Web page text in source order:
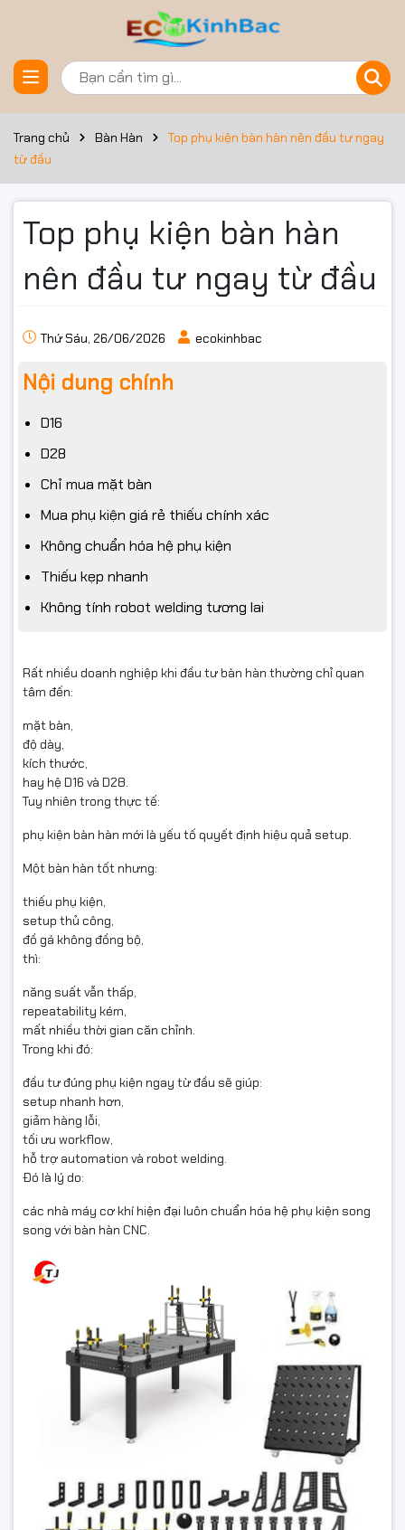
Trang chủ Bàn Hàn
Top phụ kiện bàn hàn nên đầu tư ngay
từ đầu
Top phụ kiện bàn hàn
nên đầu tư ngay từ đầu
Thứ Sáu, 26/06/2026 ecokinhbac
Nội dung chính
D16
D28
Chỉ mua mặt bàn
Mua phụ kiện giá rẻ thiếu chính xác
Không chuẩn hóa hệ phụ kiện
Thiếu kẹp nhanh
Không tính robot welding tương lai
Rất nhiều doanh nghiệp khi đầu tư bàn hàn thường chỉ quan
tâm đến:
mặt bàn,
độ dày,
kích thước,
hay hệ D16 và D28.
Tuy nhiên trong thực tế:
phụ kiện bàn hàn mới là yếu tố quyết định hiệu quả setup.
Một bàn hàn tốt nhưng:
thiếu phụ kiện,
setup thủ công,
đồ gá không đồng bộ,
thì:
năng suất vẫn thấp,
repeatability kém,
mất nhiều thời gian căn chỉnh.
Trong khi đó:
đầu tư đúng phụ kiện ngay từ đầu sẽ giúp:
setup nhanh hơn,
giảm hàng lỗi,
tối ưu workflow,
hỗ trợ automation và robot welding.
Đó là lý do:
các nhà máy cơ khí hiện đại luôn chuẩn hóa hệ phụ kiện song
song với bàn hàn CNC.